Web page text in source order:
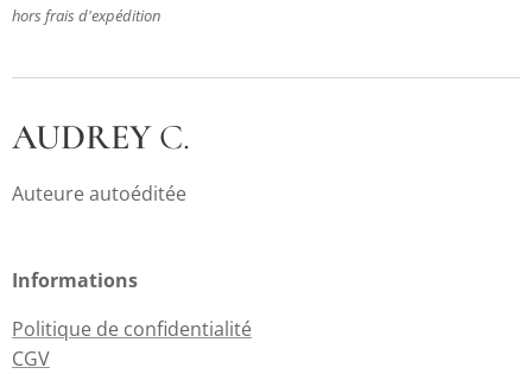
hors frais d'expédition
AUDREYC.
Auteure autoéditée
Informations
Politique de confidentialité
CGV